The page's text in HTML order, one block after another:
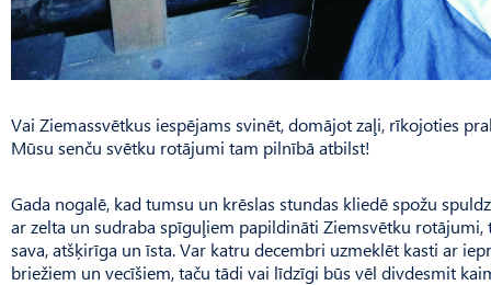
Vai Ziemassvētkus iespējams svinēt, domājot zaļi, rīkojoties
Mūsu senču svētku rotājumi tam pilnībā atbilst!
Gada nogalē, kad tumsu un krēslas stundas kliedē spožu
ar zelta un sudraba spīguļiem papildināti Ziemsvētku rotājumi,
sava, atšķirīga un īsta. Var katru decembri uzmeklēt kasti ar
briežiem un vecīšiem, taču tādi vai līdzīgi būs vēl divdesmit